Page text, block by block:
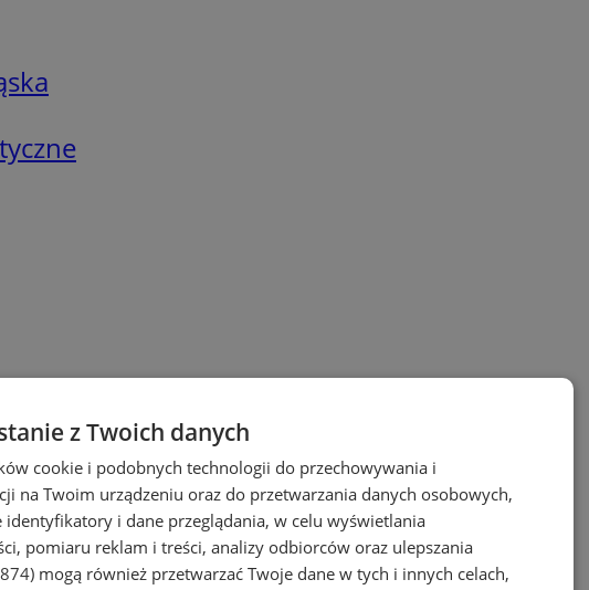
z Twoich danych
cookie i podobnych technologii do przechowywania i
na Twoim urządzeniu oraz do przetwarzania danych osobowych,
identyfikatory i dane przeglądania, w celu wyświetlania
pomiaru reklam i treści, analizy odbiorców oraz ulepszania
mogą również przetwarzać Twoje dane w tych i innych celach,